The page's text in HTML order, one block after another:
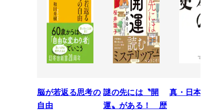
脳が若返る思考の
自由
謎の先には〝開
運〟がある！ 歴
真・日本の